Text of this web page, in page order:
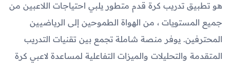
هو تطبيق تدريب كرة قدم متطور يلبي احتياجات اللاعبين من
جميع المستويات ، من الهواة الطموحين إلى الرياضيين
المحترفين. يوفر منصة شاملة تجمع بين تقنيات التدريب
المتقدمة والتحليلات والميزات التفاعلية لمساعدة لاعبي كرة